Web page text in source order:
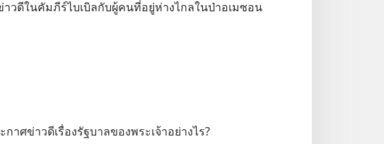
วดีในคัมภีร์ไบเบิลกับผู้คนที่อยู่ห่างไกลในป่าอเมซอน
าศข่าวดีเรื่องรัฐบาลของพระเจ้าอย่างไร?